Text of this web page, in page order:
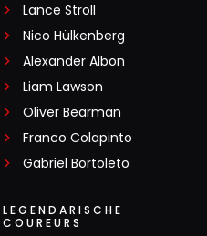
Lance Stroll
Nico Hülkenberg
Alexander Albon
Liam Lawson
Oliver Bearman
Franco Colapinto
Gabriel Bortoleto
LEGENDARISCHE
COUREURS